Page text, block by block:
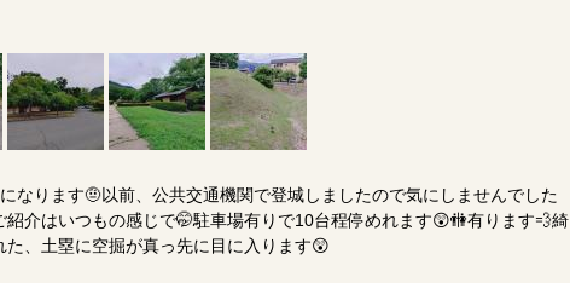
なります🤨以前、公共交通機関で登城しましたので気にしませんでした
紹介はいつもの感じで🤭駐車場有りで10台程停めれます😲🚻有ります💨綺
た、土塁に空掘が真っ先に目に入ります😲